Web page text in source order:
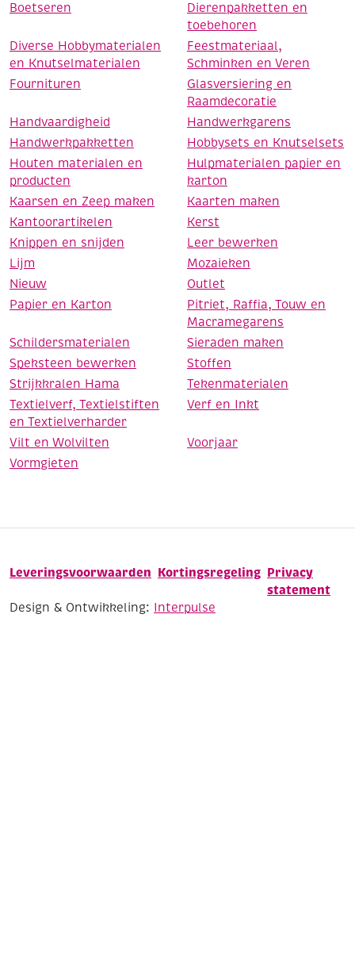
Boetseren
Dierenpakketten en
toebehoren
Diverse Hobbymaterialen
en Knutselmaterialen
Feestmateriaal,
Schminken en Veren
Fournituren
Glasversiering en
Raamdecoratie
Handvaardigheid
Handwerkgarens
Handwerkpakketten
Hobbysets en Knutselsets
Houten materialen en
producten
Hulpmaterialen papier en
karton
Kaarsen en Zeep maken
Kaarten maken
Kantoorartikelen
Kerst
Knippen en snijden
Leer bewerken
Lijm
Mozaieken
Nieuw
Outlet
Papier en Karton
Pitriet, Raffia, Touw en
Macramegarens
Schildersmaterialen
Sieraden maken
Speksteen bewerken
Stoffen
Strijkkralen Hama
Tekenmaterialen
Textielverf, Textielstiften
en Textielverharder
Verf en Inkt
Vilt en Wolvilten
Voorjaar
Vormgieten
Leveringsvoorwaarden Kortingsregeling Privacy
statement
Design & Ontwikkeling: Interpulse